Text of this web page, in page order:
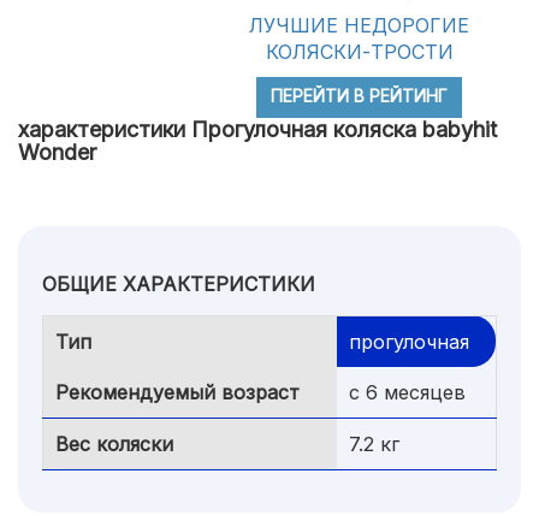
ЛУЧШИЕ НЕДОРОГИЕ
КОЛЯСКИ-ТРОСТИ
ПЕРЕЙТИ В РЕЙТИНГ
характеристики Прогулочная коляска babyhit
Wonder
ОБЩИЕ ХАРАКТЕРИСТИКИ
Тип прогулочная
Рекомендуемый возраст с 6 месяцев
Вес коляски 7.2 кг